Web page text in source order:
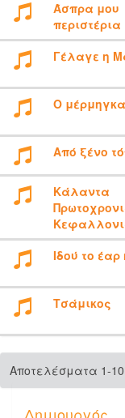
Άσπρα μου
περιστέρια
Γέλαγε η
Ο
Από ξένο
Κάλαντα
Ιδού το
Τσάμικος
Αποτελέσματα 1-
Δημιουργός